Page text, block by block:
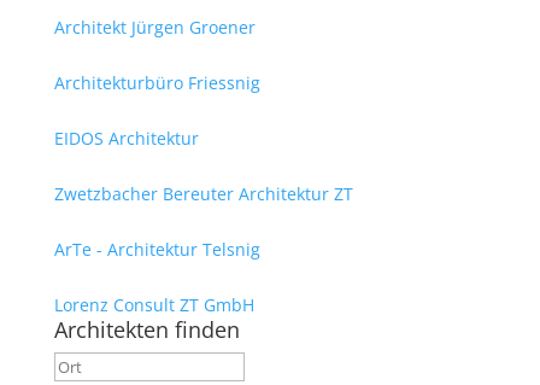
Architekt Jürgen Groener
Architekturbüro Friessnig
EIDOS Architektur
Zwetzbacher Bereuter Architektur ZT
ArTe - Architektur Telsnig
Lorenz Consult ZT GmbH
Architekten finden